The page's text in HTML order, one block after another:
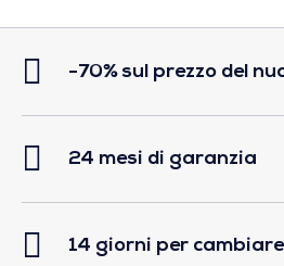
-70% sul prezzo del
24 mesi di garanzia
14 giorni per